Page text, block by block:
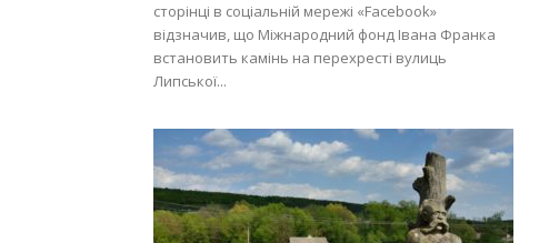
сторінці в соціальній мережі «Facebook»
відзначив, що Міжнародний фонд Івана Франка
встановить камінь на перехресті вулиць
Липської...